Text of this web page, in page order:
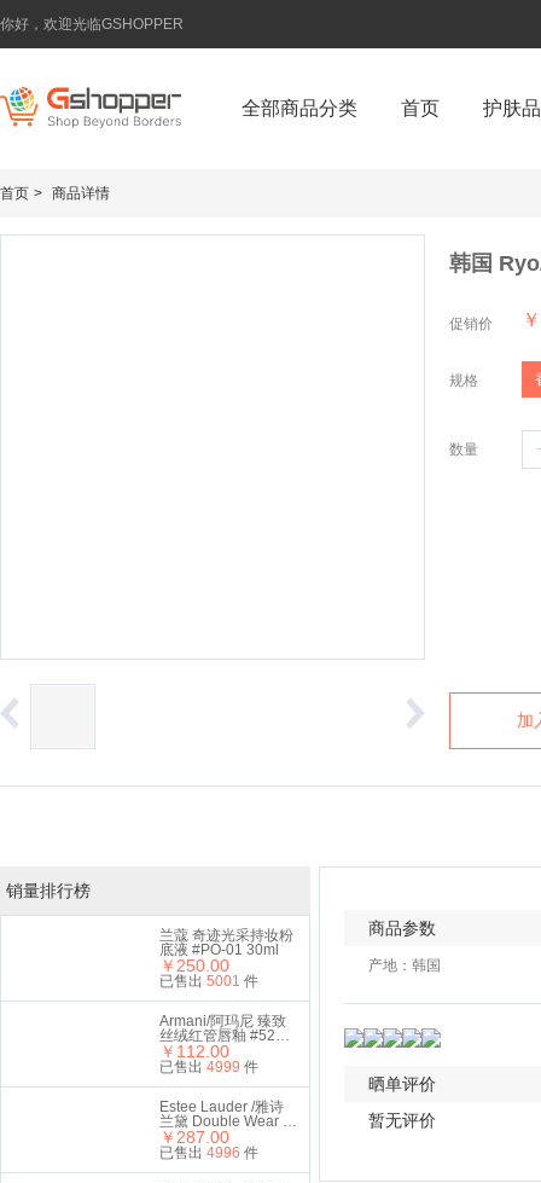
你好，欢迎光临GSHOPPER
全部商品分类 首页 护肤品
首页 > 商品详情
韩国
促销价 ￥
规格
数量
加
销量排行榜
兰蔻 奇迹光采持妆粉
底液 #PO-01 30ml
￥250.00
已售出 5001 件
Armani/阿玛尼 臻致
丝绒红管唇釉 #524
6.5ml 礼盒套装
￥112.00
已售出 4999 件
Estee Lauder /雅诗
兰黛 Double Wear 持
妆无瑕气垫粉霜 1W1
Bone 12g（带替换
装）
￥287.00
已售出 4996 件
商品参数
产地：韩国
晒单评价
暂无评价